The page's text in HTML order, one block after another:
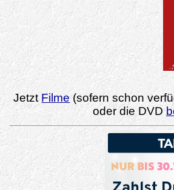
Jetzt Filme (sofern schon
oder die DVD